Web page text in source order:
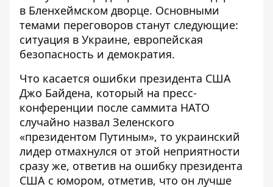
в Бленхеймском дворце. Основными
темами переговоров станут следующие:
ситуация в Украине, европейская
безопасность и демократия.
Что касается ошибки президента США
Джо Байдена, который на пресс-
конференции после саммита НАТО
случайно назвал Зеленского
«президентом Путиным», то украинский
лидер отмахнулся от этой неприятности
сразу же, ответив на ошибку президента
США с юмором, отметив, что он лучше